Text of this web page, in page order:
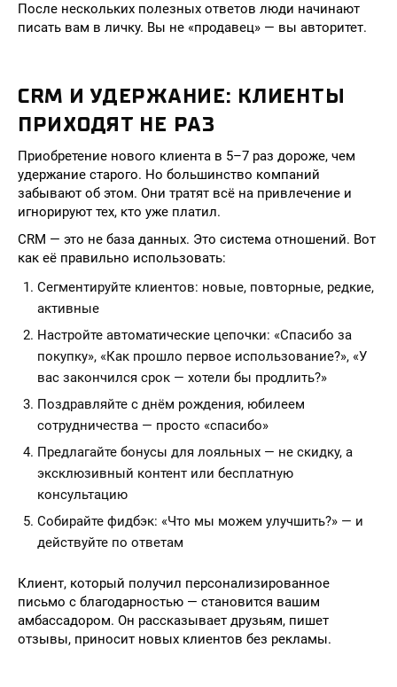
После нескольких полезных ответов люди начинают
писать вам в личку. Вы не «продавец» — вы авторитет.
CRM И УДЕРЖАНИЕ: КЛИЕНТЫ
ПРИХОДЯТ НЕ РАЗ
Приобретение нового клиента в 5–7 раз дороже, чем
удержание старого. Но большинство компаний
забывают об этом. Они тратят всё на привлечение и
игнорируют тех, кто уже платил.
CRM — это не база данных. Это система отношений. Вот
как её правильно использовать:
Сегментируйте клиентов: новые, повторные, редкие,
активные
Настройте автоматические цепочки: «Спасибо за
покупку», «Как прошло первое использование?», «У
вас закончился срок — хотели бы продлить?»
Поздравляйте с днём рождения, юбилеем
сотрудничества — просто «спасибо»
Предлагайте бонусы для лояльных — не скидку, а
эксклюзивный контент или бесплатную
консультацию
Собирайте фидбэк: «Что мы можем улучшить?» — и
действуйте по ответам
Клиент, который получил персонализированное
письмо с благодарностью — становится вашим
амбассадором. Он рассказывает друзьям, пишет
отзывы, приносит новых клиентов без рекламы.